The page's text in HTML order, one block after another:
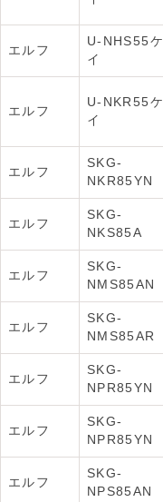
エルフ
U-NHS55ケ
イ
エルフ
U-NKR55ケ
イ
エルフ
SKG-
NKR85YN
エルフ
SKG-
NKS85A
エルフ
SKG-
NMS85AN
エルフ
SKG-
NMS85AR
エルフ
SKG-
NPR85YN
エルフ
SKG-
NPR85YN
エルフ
SKG-
NPS85AN